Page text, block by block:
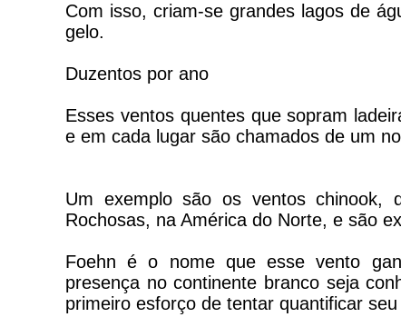
Com isso, criam-se grandes lagos de
gelo.
Duzentos por ano
Esses ventos quentes que sopram
e em cada lugar são chamados de um
Um exemplo são os ventos chinook,
Rochosas, na América do Norte, e são
Foehn é o nome que esse vento
presença no continente branco seja
primeiro esforço de tentar quantificar